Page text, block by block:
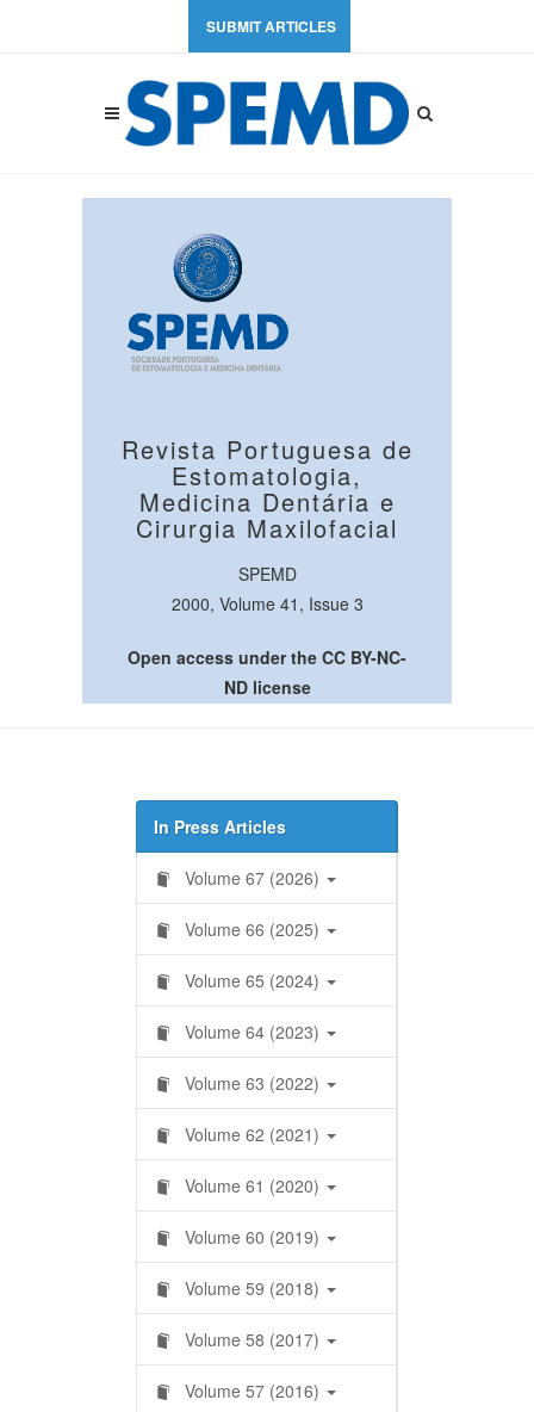
SUBMIT ARTICLES
Revista Portuguesa de
Estomatologia,
Medicina Dentária e
Cirurgia Maxilofacial
SPEMD
2000, Volume 41, Issue 3
Open access under the CC BY-NC-
ND license
In Press Articles
Volume 67 (2026)
Volume 66 (2025)
Volume 65 (2024)
Volume 64 (2023)
Volume 63 (2022)
Volume 62 (2021)
Volume 61 (2020)
Volume 60 (2019)
Volume 59 (2018)
Volume 58 (2017)
Volume 57 (2016)